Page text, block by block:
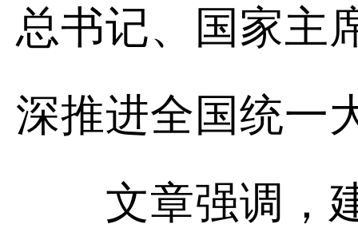
总书记、国家主
深推进全国统一
文章强调，建